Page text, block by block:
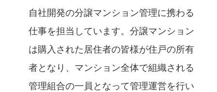
自社開発の分譲マンション管理に携わる
仕事を担当しています。分譲マンション
は購入された居住者の皆様が住戸の所有
者となり、マンション全体で組織される
管理組合の一員となって管理運営を行い